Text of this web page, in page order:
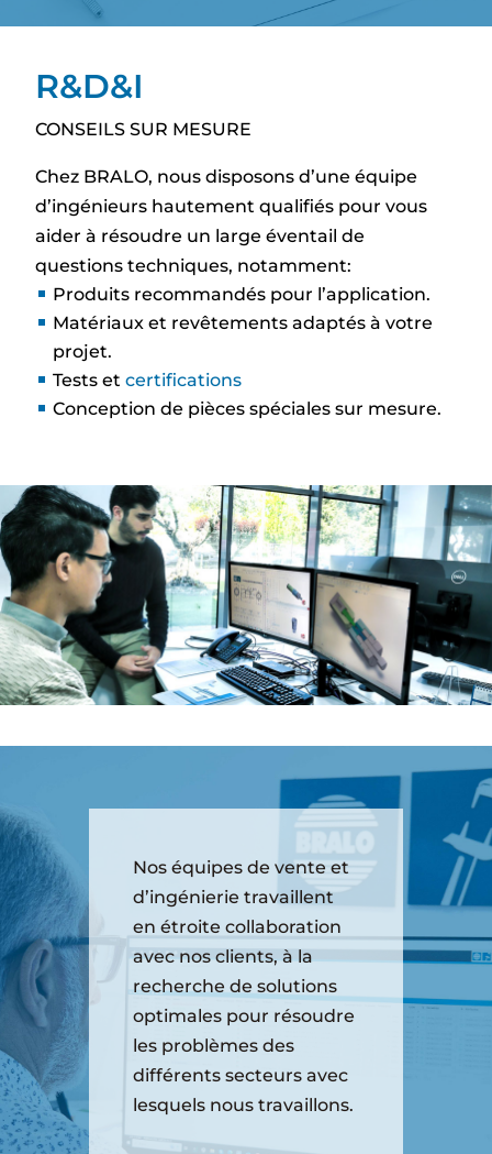
R&D&I
CONSEILS SUR MESURE
Chez BRALO, nous disposons d’une équipe
d’ingénieurs hautement qualifiés pour vous
aider à résoudre un large éventail de
questions techniques, notamment:
Produits recommandés pour l’application.
Matériaux et revêtements adaptés à votre
projet.
Tests etcertifications
Conception de pièces spéciales sur mesure.
Nos équipes de vente et
d’ingénierie travaillent
en étroite collaboration
avec nos clients, à la
recherche de solutions
optimales pour résoudre
les problèmes des
différents secteurs avec
lesquels nous travaillons.